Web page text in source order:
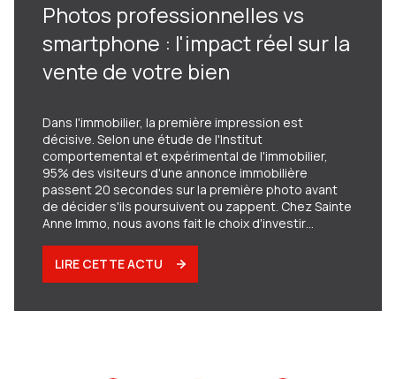
Photos professionnelles vs
smartphone : l'impact réel sur la
vente de votre bien
Dans l'immobilier, la première impression est
décisive. Selon une étude de l'Institut
comportemental et expérimental de l'immobilier,
95% des visiteurs d'une annonce immobilière
passent 20 secondes sur la première photo avant
de décider s'ils poursuivent ou zappent. Chez Sainte
Anne Immo, nous avons fait le choix d'investir
transformer cette première impression en coup de
cœur. À Amiens et dans la Somme, cette approche
bon prix et un bien qui stagne pendant des mois.
LIRE CETTE ACTU